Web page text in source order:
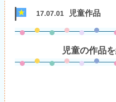
17.07.01 児童作品
児童の作品